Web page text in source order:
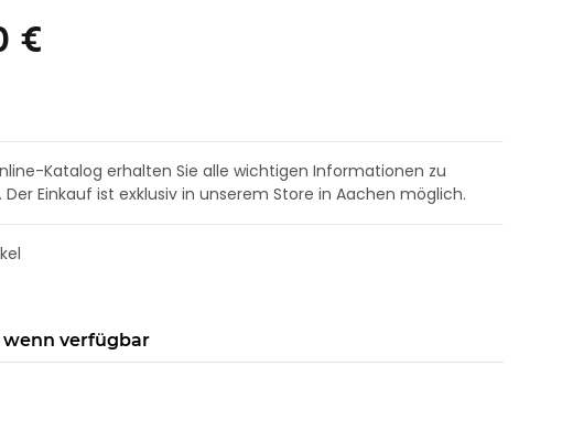
€
Katalog erhalten Sie alle wichtigen Informationen zu
Der Einkauf ist exklusiv in unserem Store in Aachen möglich.
verfügbar